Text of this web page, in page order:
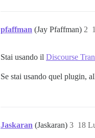
pfaffman (Jay Pfaffman) 2
Stai usando il Discourse
Se stai usando quel plugin,
Jaskaran (Jaskaran) 18
3